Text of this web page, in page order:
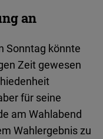
an
Sonntag könnte
Zeit gewesen
für seine
am Wahlabend
Wahlergebnis zu